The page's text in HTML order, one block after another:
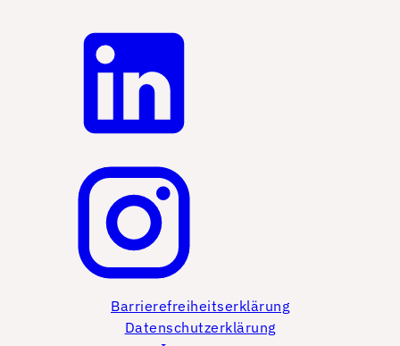
Barrierefreiheitserklärung
Datenschutzerklärung